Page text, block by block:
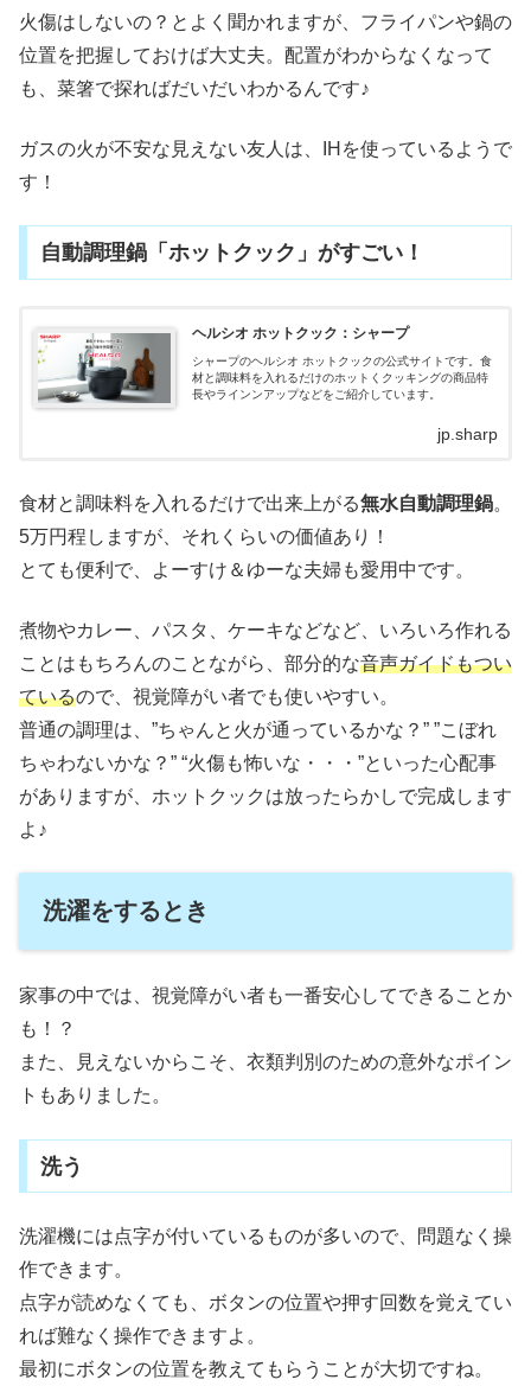
火傷はしないの？とよく聞かれますが、フライパンや鍋の
位置を把握しておけば大丈夫。配置がわからなくなって
も、菜箸で探ればだいだいわかるんです♪
ガスの火が不安な見えない友人は、IHを使っているようで
す！
自動調理鍋「ホットクック」がすごい！
ヘルシオ ホットクック：シャープ
シャープのヘルシオ ホットクックの公式サイトです。食
材と調味料を入れるだけのホットくクッキングの商品特
長やラインンアップなどをご紹介しています。
jp.sharp
食材と調味料を入れるだけで出来上がる無水自動調理鍋。
5万円程しますが、それくらいの価値あり！
とても便利で、よーすけ＆ゆーな夫婦も愛用中です。
煮物やカレー、パスタ、ケーキなどなど、いろいろ作れる
ことはもちろんのことながら、部分的な音声ガイドもつい
ているので、視覚障がい者でも使いやすい。
普通の調理は、”ちゃんと火が通っているかな？” ”こぼれ
ちゃわないかな？” “火傷も怖いな・・・”といった心配事
がありますが、ホットクックは放ったらかしで完成します
よ♪
洗濯をするとき
家事の中では、視覚障がい者も一番安心してできることか
も！？
また、見えないからこそ、衣類判別のための意外なポイン
トもありました。
洗う
洗濯機には点字が付いているものが多いので、問題なく操
作できます。
点字が読めなくても、ボタンの位置や押す回数を覚えてい
れば難なく操作できますよ。
最初にボタンの位置を教えてもらうことが大切ですね。